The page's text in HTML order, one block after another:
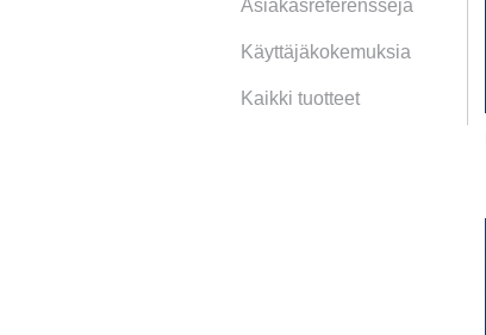
Asiakasreferenssejä
Käyttäjäkokemuksia
Kaikki tuotteet